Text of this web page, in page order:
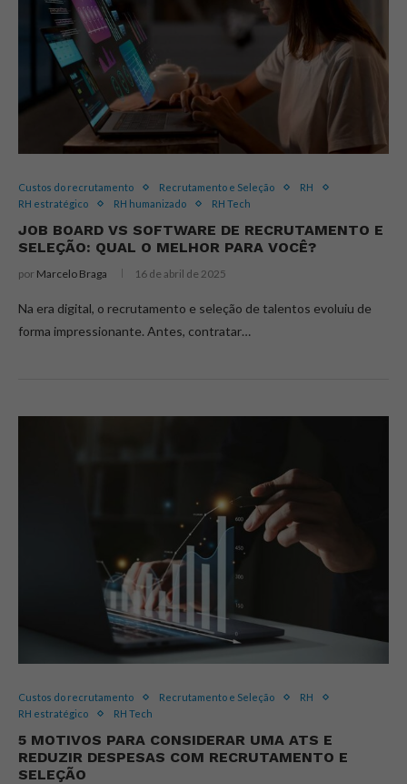
Custos do recrutamento Recrutamento e Seleção
RH
RH estratégico
RH humanizado RH Tech
JOB BOARD VS SOFTWARE DE RECRUTAMENTO E
SELEÇÃO: QUAL O MELHOR PARA VOCÊ?
por Marcelo Braga 16 de abril de 2025
Na era digital, o recrutamento e seleção de talentos evoluiu de
forma impressionante. Antes, contratar…
Custos do recrutamento Recrutamento e Seleção
RH
RH estratégico
RH Tech
5 MOTIVOS PARA CONSIDERAR UMA ATS E
REDUZIR DESPESAS COM RECRUTAMENTO E
SELEÇÃO